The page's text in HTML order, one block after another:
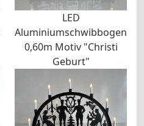
LED
Aluminiumschwibbogen
0,60m Motiv "Christi
Geburt"